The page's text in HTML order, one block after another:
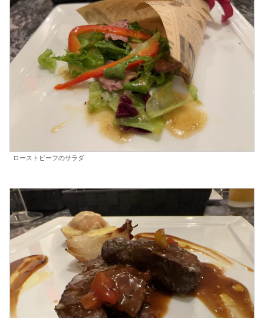
ローストビーフのサラダ